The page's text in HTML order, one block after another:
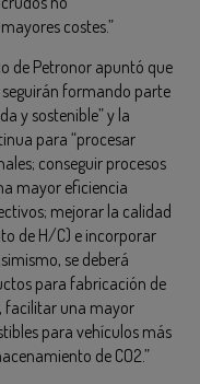
costes.”
de Petronor apuntó que
seguirán formando parte
y sostenible” y la
para “procesar
conseguir procesos
mayor eficiencia
mejorar la calidad
de H/C) e incorporar
se deberá
para fabricación de
facilitar una mayor
para vehículos más
de CO2.”